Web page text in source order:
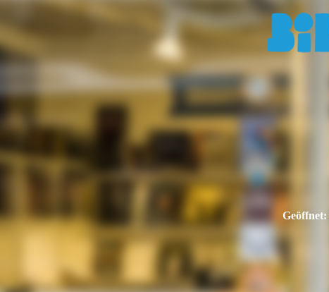
Geöffnet: